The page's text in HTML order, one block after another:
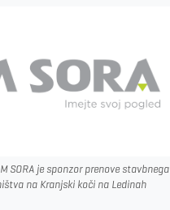
SORA je sponzor prenove stavbnega
na Kranjski koči na Ledinah